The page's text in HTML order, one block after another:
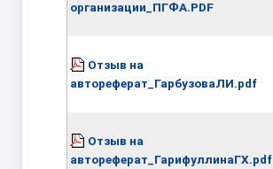
организации_ПГФА.PDF
Отзыв на
автореферат_ГарбузоваЛИ.pdf
Отзыв на
автореферат_ГарифуллинаГХ.pdf